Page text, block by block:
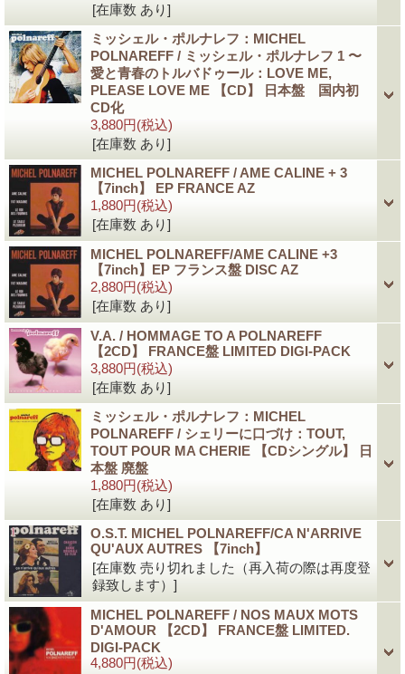
[在庫数 あり]
ミッシェル・ポルナレフ：MICHEL
POLNAREFF / ミッシェル・ポルナレフ 1 〜
愛と青春のトルバドゥール：LOVE ME,
PLEASE LOVE ME 【CD】 日本盤 国内初
CD化
3,880円(税込)
[在庫数 あり]
MICHEL POLNAREFF / AME CALINE + 3
【7inch】 EP FRANCE AZ
1,880円(税込)
[在庫数 あり]
MICHEL POLNAREFF/AME CALINE +3
【7inch】EP フランス盤 DISC AZ
2,880円(税込)
[在庫数 あり]
V.A. / HOMMAGE TO A POLNAREFF
【2CD】 FRANCE盤 LIMITED DIGI-PACK
3,880円(税込)
[在庫数 あり]
ミッシェル・ポルナレフ：MICHEL
POLNAREFF / シェリーに口づけ：TOUT,
TOUT POUR MA CHERIE 【CDシングル】 日
本盤 廃盤
1,880円(税込)
[在庫数 あり]
O.S.T. MICHEL POLNAREFF/CA N'ARRIVE
QU'AUX AUTRES 【7inch】
[在庫数 売り切れました（再入荷の際は再度登
録致します）]
MICHEL POLNAREFF / NOS MAUX MOTS
D'AMOUR 【2CD】 FRANCE盤 LIMITED.
DIGI-PACK
4,880円(税込)